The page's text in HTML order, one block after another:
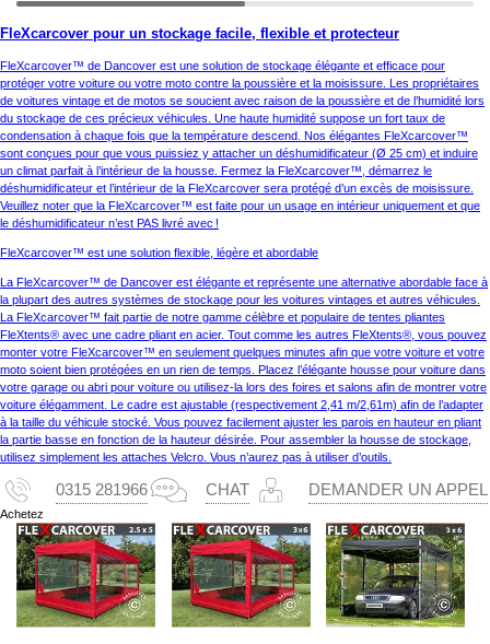
FleXcarcover pour un stockage facile, flexible et protecteur
FleXcarcover™ de Dancover est une solution de stockage élégante et efficace pour
protéger votre voiture ou votre moto contre la poussière et la moisissure. Les propriétaires
de voitures vintage et de motos se soucient avec raison de la poussière et de l’humidité lors
du stockage de ces précieux véhicules. Une haute humidité suppose un fort taux de
condensation à chaque fois que la température descend. Nos élégantes FleXcarcover™
sont conçues pour que vous puissiez y attacher un déshumidificateur (Ø 25 cm) et induire
un climat parfait à l’intérieur de la housse. Fermez la FleXcarcover™, démarrez le
déshumidificateur et l’intérieur de la FleXcarcover sera protégé d’un excès de moisissure.
Veuillez noter que la FleXcarcover™ est faite pour un usage en intérieur uniquement et que
le déshumidificateur n’est PAS livré avec !
FleXcarcover™ est une solution flexible, légère et abordable
La FleXcarcover™ de Dancover est élégante et représente une alternative abordable face à
la plupart des autres systèmes de stockage pour les voitures vintages et autres véhicules.
La FleXcarcover™ fait partie de notre gamme célèbre et populaire de tentes pliantes
FleXtents® avec une cadre pliant en acier. Tout comme les autres FleXtents®, vous pouvez
monter votre FleXcarcover™ en seulement quelques minutes afin que votre voiture et votre
moto soient bien protégées en un rien de temps. Placez l’élégante housse pour voiture dans
votre garage ou abri pour voiture ou utilisez-la lors des foires et salons afin de montrer votre
voiture élégamment. Le cadre est ajustable (respectivement 2,41 m/2,61m) afin de l’adapter
à la taille du véhicule stocké. Vous pouvez facilement ajuster les parois en hauteur en pliant
la partie basse en fonction de la hauteur désirée. Pour assembler la housse de stockage,
utilisez simplement les attaches Velcro. Vous n’aurez pas à utiliser d’outils.
0315 281966 CHAT DEMANDER UN APPEL
Achetez